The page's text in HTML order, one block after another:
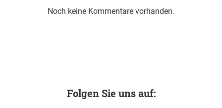
Noch keine Kommentare vorhanden.
Folgen Sie uns auf: